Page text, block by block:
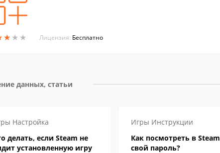
★ ★ ★
★ ★ ★ Лицензия: Бесплатно
данных, статьи
Настройка
делать, если Steam не
установленную игру
Игры Инструкции
Как посмотреть в Steam
свой пароль?